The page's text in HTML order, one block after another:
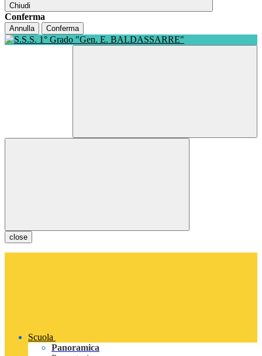
Chiudi
Conferma
Annulla Conferma
close
Scuola
Panoramica